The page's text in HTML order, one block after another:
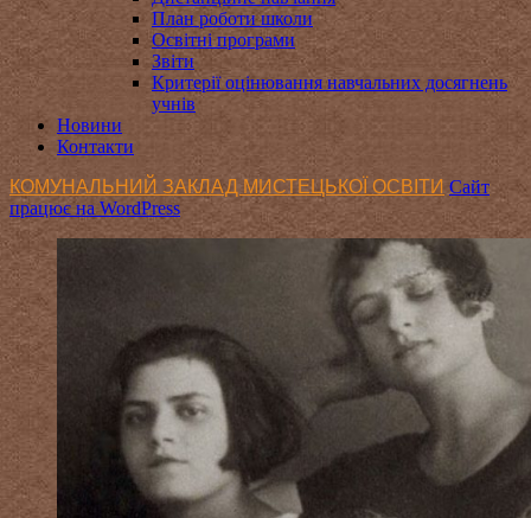
План роботи школи
Освітні програми
Звіти
Критерії оцінювання навчальних досягнень
учнів
Новини
Контакти
КОМУНАЛЬНИЙ ЗАКЛАД МИСТЕЦЬКОЇ ОСВІТИ Сайт
працює на WordPress